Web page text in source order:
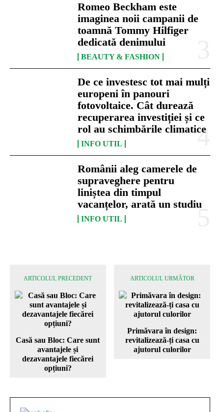
Romeo Beckham este
imaginea noii campanii de
toamnă Tommy Hilfiger
dedicată denimului
BEAUTY & FASHION
De ce investesc tot mai mulți
europeni în panouri
fotovoltaice. Cât durează
recuperarea investiției și ce
rol au schimbările climatice
INFO UTIL
Românii aleg camerele de
supraveghere pentru
liniștea din timpul
vacanțelor, arată un studiu
INFO UTIL
ARTICOLUL PRECEDENT
Casă sau Bloc: Care sunt
avantajele și
dezavantajele fiecărei
opțiuni?
ARTICOLUL URMĂTOR
Primăvara în design:
revitalizează-ți casa cu
ajutorul culorilor